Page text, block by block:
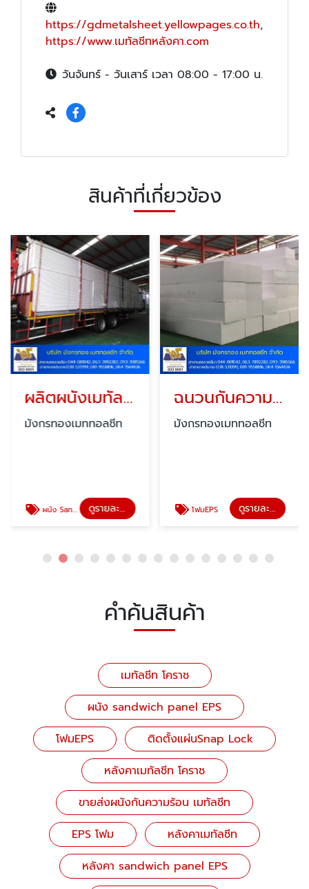
https://gdmetalsheet.yellowpages.co.th,
https://www.เมทัลชีทหลังคา.com
วันจันทร์ - วันเสาร์ เวลา 08:00 - 17:00 น.
สินค้าที่เกี่ยวข้อง
ผลิตผนังเมทัลชีท EPS
มังกรทองเมททอลชีท
ผนัง Sandwich panel EPS ดูรายละเอียด
ฉนวนกันความร้อนโฟม EPS
มังกรทองเมททอลชีท
โฟมEPS ดูรายละเอียด
คำค้นสินค้า
เมทัลชีท โคราช
ผนัง sandwich panel EPS
โฟมEPS
ติดตั้งแผ่นSnap Lock
หลังคาเมทัลชีท โคราช
ขายส่งผนังกันความร้อน เมทัลชีท
EPS โฟม
หลังคาเมทัลชีท
หลังคา sandwich panel EPS